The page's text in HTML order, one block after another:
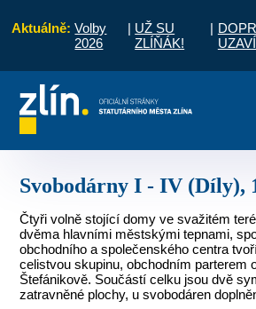
Aktuálně: Volby
2026
| UŽ SU
ZLÍŇÁK!
|
vyřídit Potřebuji zaplatit
Svobodárny I - IV (Díly),
Čtyři volně stojící domy ve svažitém
dvěma hlavními městskými tepnami,
obchodního a společenského centra
celistvou skupinu, obchodním parterem
Štefánikově. Součástí celku jsou dvě
zatravněné plochy, u svobodáren